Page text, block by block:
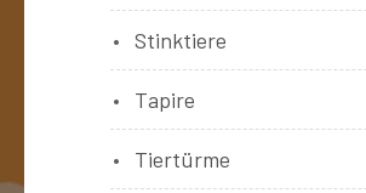
Stinktiere
Tapire
Tiertürme